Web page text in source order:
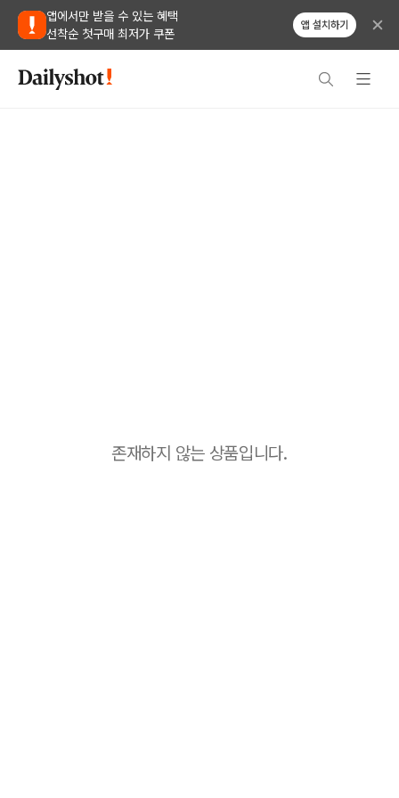
앱에서만 받을 수 있는 혜택
선착순 첫구매 최저가 쿠폰
앱 설치하기
존재하지 않는 상품입니다.